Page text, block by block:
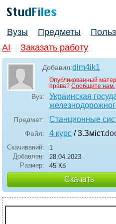
Вузы Предметы
AI
Заказать работу
Добавил:dim4ik1
Опубликованный
права? Сообщите нам.
Вуз:
Украинская
Предмет: Станционные
Файл: 4 курс / 3.Зміст
Скачиваний:
1
Добавлен:
28.04.2023
Размер:
45 Кб
Скачать